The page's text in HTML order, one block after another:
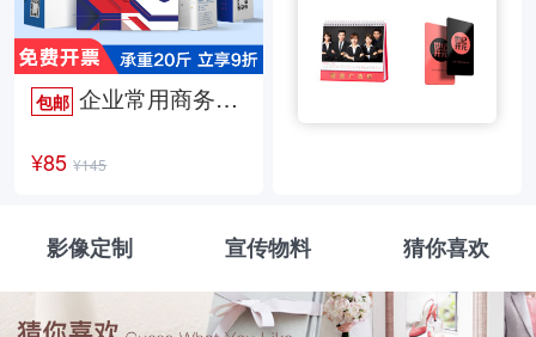
包邮 企业常用商务手提袋
¥85 ¥145
影像定制 宣传物料 猜你喜欢